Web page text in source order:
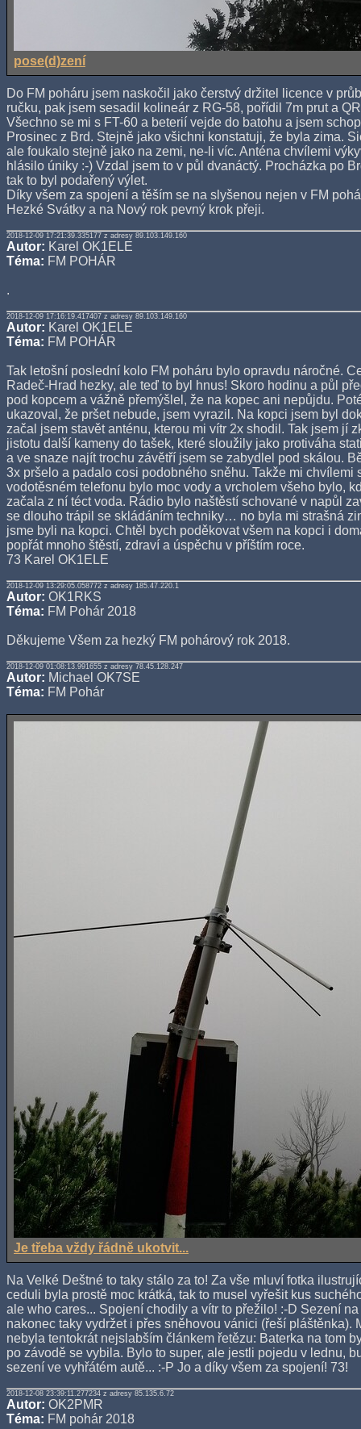
pose(d)zení
Do FM poháru jsem naskočil jako čerstvý držitel licence v
ručku, pak jsem sesadil kolineár z RG-58, pořídil 7m prut a
Všechno se mi s FT-60 a beterií vejde do batohu a jsem
Prosinec z Brd. Stejně jako všichni konstatuji, že byla zima.
ale foukalo stejně jako na zemi, ne-li víc. Anténa chvílemi
hlásilo úniky :-) Vzdal jsem to v půl dvanáctý. Procházka po
tak to byl podařený výlet.
Díky všem za spojení a těším se na slyšenou nejen v FM
Hezké Svátky a na Nový rok pevný krok přeji.
2018-12-09 17:21:39.335177 z adresy 89.103.149.160
Autor: Karel OK1ELE
Téma: FM POHÁR
.
2018-12-09 17:16:19.417407 z adresy 89.103.149.160
Autor: Karel OK1ELE
Téma: FM POHÁR
Tak letošní poslední kolo FM poháru bylo opravdu náročné.
Radeč-Hrad hezky, ale teď to byl hnus! Skoro hodinu a půl
pod kopcem a vážně přemýšlel, že na kopec ani nepůjdu.
ukazoval, že pršet nebude, jsem vyrazil. Na kopci jsem byl
začal jsem stavět anténu, kterou mi vítr 2x shodil. Tak jsem jí
jistotu další kameny do tašek, které sloužily jako protiváha
a ve snaze najít trochu závětří jsem se zabydlel pod skálou.
3x pršelo a padalo cosi podobného sněhu. Takže mi chvílemi
vodotěsném telefonu bylo moc vody a vrcholem všeho bylo,
začala z ní téct voda. Rádio bylo naštěstí schované v napůl
se dlouho trápil se skládáním techniky… no byla mi strašná
jsme byli na kopci. Chtěl bych poděkovat všem na kopci i
popřát mnoho štěstí, zdraví a úspěchu v příštím roce.
73 Karel OK1ELE
2018-12-09 13:29:05.058772 z adresy 185.47.220.1
Autor: OK1RKS
Téma: FM Pohár 2018
Děkujeme Všem za hezký FM pohárový rok 2018.
2018-12-09 01:08:13.991655 z adresy 78.45.128.247
Autor: Michael OK7SE
Téma: FM Pohár
Je třeba vždy řádně ukotvit...
Na Velké Deštné to taky stálo za to! Za vše mluví fotka
ceduli byla prostě moc krátká, tak to musel vyřešit kus
ale who cares... Spojení chodily a vítr to přežilo! :-D Sezení
nakonec taky vydržet i přes sněhovou vánici (řeší pláštěnka).
nebyla tentokrát nejslabším článkem řetězu: Baterka na tom
po závodě se vybila. Bylo to super, ale jestli pojedu v lednu,
sezení ve vyhřátém autě... :-P Jo a díky všem za spojení! 73!
2018-12-08 23:39:11.277234 z adresy 85.135.6.72
Autor: OK2PMR
Téma: FM pohár 2018